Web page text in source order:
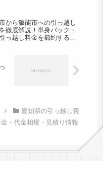
から飯能市への引っ越し
徹底解説！単身パック・
っ越し料金を節約する裏
愛知県の引っ越し費
・代金相場・見積り情報